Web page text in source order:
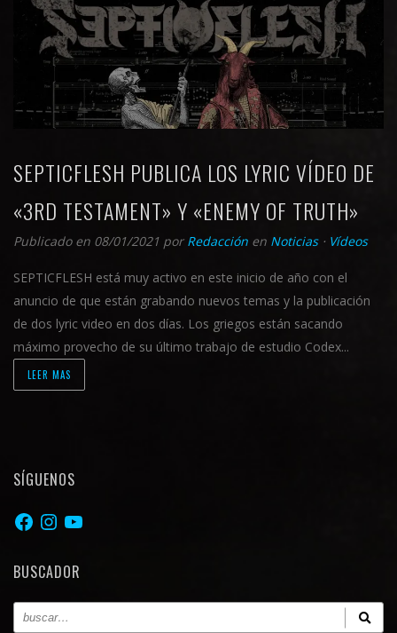
SEPTICFLESH PUBLICA LOS LYRIC VÍDEO DE
«3RD TESTAMENT» Y «ENEMY OF TRUTH»
Publicado en 08/01/2021 por Redacción en Noticias⋅ Vídeos
SEPTICFLESH está muy activo en este inicio de año con el
anuncio de que están grabando nuevos temas y la publicación
de dos lyric video en dos días. Los griegos están sacando
máximo provecho de su último trabajo de estudio Codex...
LEER MAS
SÍGUENOS
Facebook
Instagram
YouTube
BUSCADOR